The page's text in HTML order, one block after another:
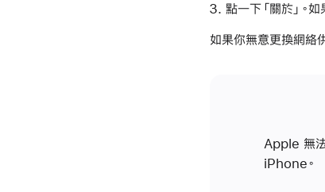
點一下「關於」。
如果你無意更換網絡
Apple 無
iPhone。